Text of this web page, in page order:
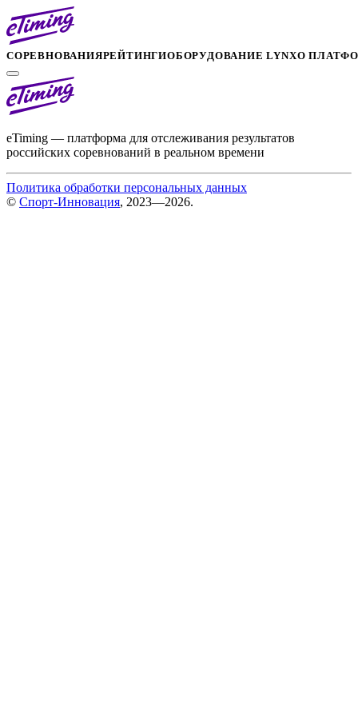
СОРЕВНОВАНИЯРЕЙТИНГИОБОРУДОВАНИЕ LYNXО
eTiming — платформа для отслеживания результатов
российских соревнований в реальном времени
Политика обработки персональных данных
© Спорт-Инновация, 2023—2026.